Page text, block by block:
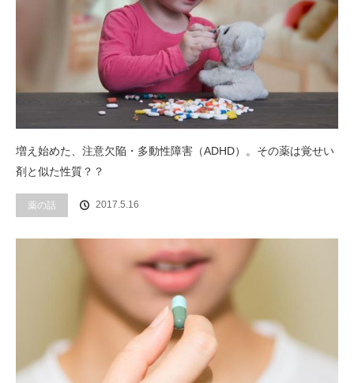
増え始めた、注意欠陥・多動性障害（ADHD）。その薬は覚せい
剤と似た性質？？
薬の話 2017.5.16